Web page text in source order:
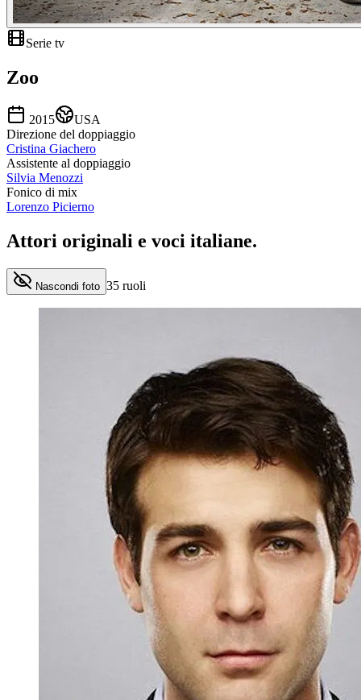
Serie tv
Zoo
2015
USA
Direzione del doppiaggio
Cristina Giachero
Assistente al doppiaggio
Silvia Menozzi
Fonico di mix
Lorenzo Picierno
Attori originali e voci italiane.
Nascondi foto 35 ruoli